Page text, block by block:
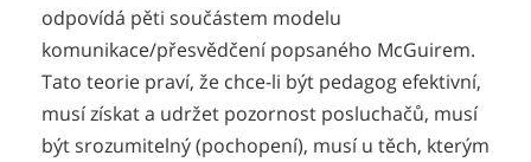
odpovídá pěti součástem modelu
komunikace/přesvědčení popsaného McGuirem.
Tato teorie praví, že chce-li být pedagog efektivní,
musí získat a udržet pozornost posluchačů, musí
být srozumitelný (pochopení), musí u těch, kterým